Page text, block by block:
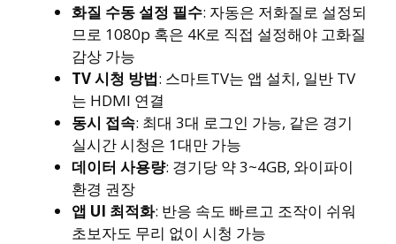
화질 수동 설정 필수: 자동은 저화질로 설정되
므로 1080p 혹은 4K로 직접 설정해야 고화질
감상 가능
TV 시청 방법: 스마트TV는 앱 설치, 일반 TV
는 HDMI 연결
동시 접속: 최대 3대 로그인 가능, 같은 경기
실시간 시청은 1대만 가능
데이터 사용량: 경기당 약 3~4GB, 와이파이
환경 권장
앱 UI 최적화: 반응 속도 빠르고 조작이 쉬워
초보자도 무리 없이 시청 가능